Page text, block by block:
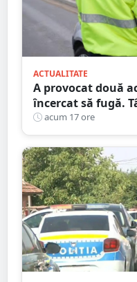
ACTUALITATE
A provocat două
încercat să fugă.
polițiștii
Codului Rutier
acum 17 ore